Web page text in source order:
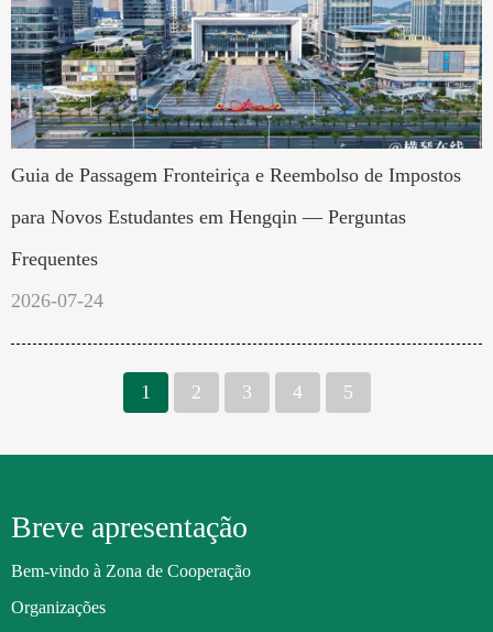
o pedido de elegibilidade para uma redução ou isenção de
renda por mais dois anos.
Guia de Passagem Fronteiriça e Reembolso de Impostos
para Novos Estudantes em Hengqin — Perguntas
Frequentes
2026-07-24
1 2 3 4 5
Breve apresentação
Bem-vindo à Zona de Cooperação
Organizações